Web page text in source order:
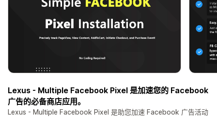
Lexus - Multiple Facebook Pixel 是加速您的 Facebook
广告的必备商店应用。
Lexus - Multiple Facebook Pixel 是助您加速 Facebook 广告活动